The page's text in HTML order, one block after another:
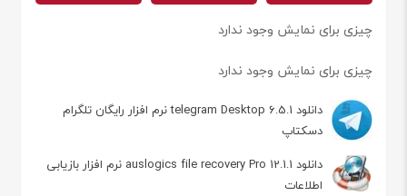
چیزی برای نمایش وجود ندارد
چیزی برای نمایش وجود ندارد
دانلود telegram Desktop 6.5.1 نرم افزار رایگان تلگرام
دسکتاپ
دانلود auslogics file recovery Pro 12.1.1 نرم افزار بازیابی
اطلاعات